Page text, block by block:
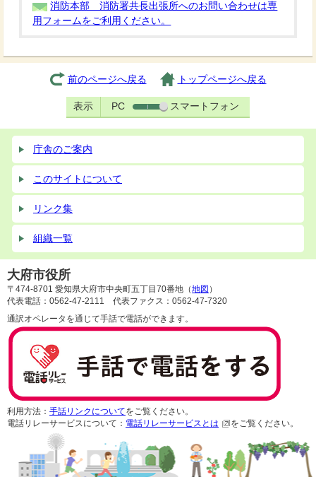
消防本部 消防署共長出張所へのお問い合わせは専
用フォームをご利用ください。
前のページへ戻る トップページへ戻る
表示 PC スマートフォン
庁舎のご案内
このサイトについて
リンク集
組織一覧
大府市役所
〒474-8701 愛知県大府市中央町五丁目70番地（地図 ）
代表電話：0562-47-2111 代表ファクス：0562-47-7320
通訳オペレータを通じて手話で電話ができます。
利用方法： 手話リンクについてをご覧ください。
電話リレーサービスについて： 電話リレーサービスとは をご覧ください。